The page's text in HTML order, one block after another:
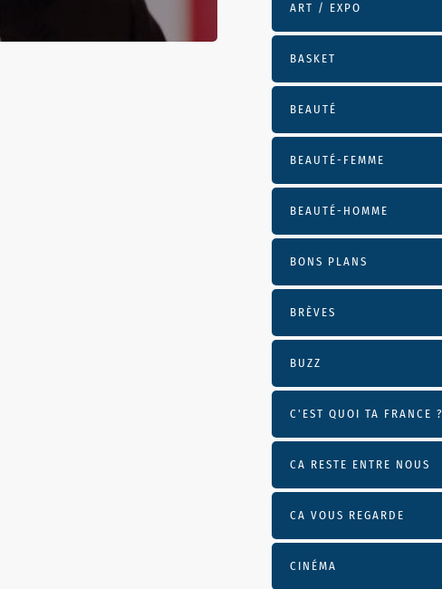
ART / EXPO
BASKET
BEAUTÉ
BEAUTÉ-FEMME
BEAUTÉ-HOMME
BONS PLANS
BRÈVES
BUZZ
C'EST QUOI TA FRANCE ?
CA RESTE ENTRE NOUS
CA VOUS REGARDE
CINÉMA